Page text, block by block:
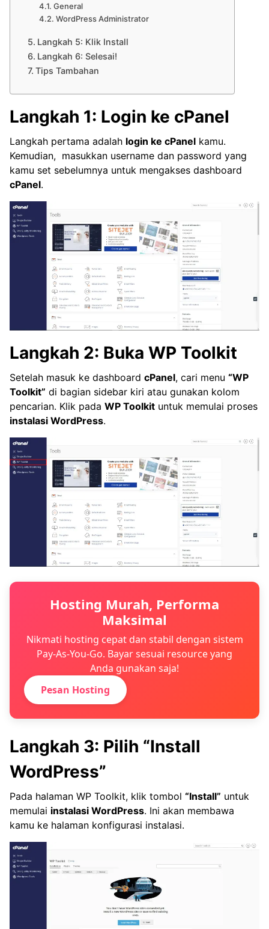
General
WordPress Administrator
Langkah 5: Klik Install
Langkah 6: Selesai!
Tips Tambahan
Langkah 1: Login ke cPanel
Langkah pertama adalah login ke cPanel kamu.
Kemudian, masukkan username dan password yang
kamu set sebelumnya untuk mengakses dashboard
cPanel.
Langkah 2: Buka WP Toolkit
Setelah masuk ke dashboard cPanel, cari menu “WP
Toolkit” di bagian sidebar kiri atau gunakan kolom
pencarian. Klik pada WP Toolkit untuk memulai proses
instalasi WordPress.
Hosting Murah, Performa
Maksimal
Nikmati hosting cepat dan stabil dengan sistem
Pay-As-You-Go. Bayar sesuai resource yang
Anda gunakan saja!
Pesan Hosting
Langkah 3: Pilih “Install
WordPress”
Pada halaman WP Toolkit, klik tombol “Install” untuk
memulai instalasi WordPress. Ini akan membawa
kamu ke halaman konfigurasi instalasi.